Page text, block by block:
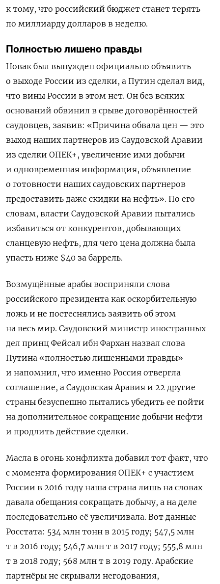
к тому, что российский бюджет станет терять
по миллиарду долларов в неделю.
Полностью лишено правды
Новак был вынужден официально объявить
о выходе России из сделки, а Путин сделал вид,
что вины России в этом нет. Он без всяких
оснований обвинил в срыве договорённостей
саудовцев, заявив: «Причина обвала цен — это
выход наших партнеров из Саудовской Аравии
из сделки ОПЕК+, увеличение ими добычи
и одновременная информация, объявление
о готовности наших саудовских партнеров
предоставить даже скидки на нефть». По его
словам, власти Саудовской Аравии пытались
избавиться от конкурентов, добывающих
сланцевую нефть, для чего цена должна была
упасть ниже $40 за баррель.
Возмущённые арабы восприняли слова
российского президента как оскорбительную
ложь и не постеснялись заявить об этом
на весь мир. Саудовский министр иностранных
дел принц Фейсал ибн Фархан назвал слова
Путина «полностью лишенными правды»
и напомнил, что именно Россия отвергла
соглашение, а Саудовская Аравия и 22 другие
страны безуспешно пытались убедить ее пойти
на дополнительное сокращение добычи нефти
и продлить действие сделки.
Масла в огонь конфликта добавил тот факт, что
с момента формирования ОПЕК+ с участием
России в 2016 году наша страна лишь на словах
давала обещания сокращать добычу, а на деле
последовательно её увеличивала. Вот данные
Росстата: 534 млн тонн в 2015 году; 547,5 млн
т в 2016 году; 546,7 млн т в 2017 году; 555,8 млн
т в 2018 году; 568 млн т в 2019 году. Арабские
партнёры не скрывали негодования,